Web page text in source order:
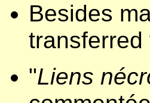
Besides
"Liens